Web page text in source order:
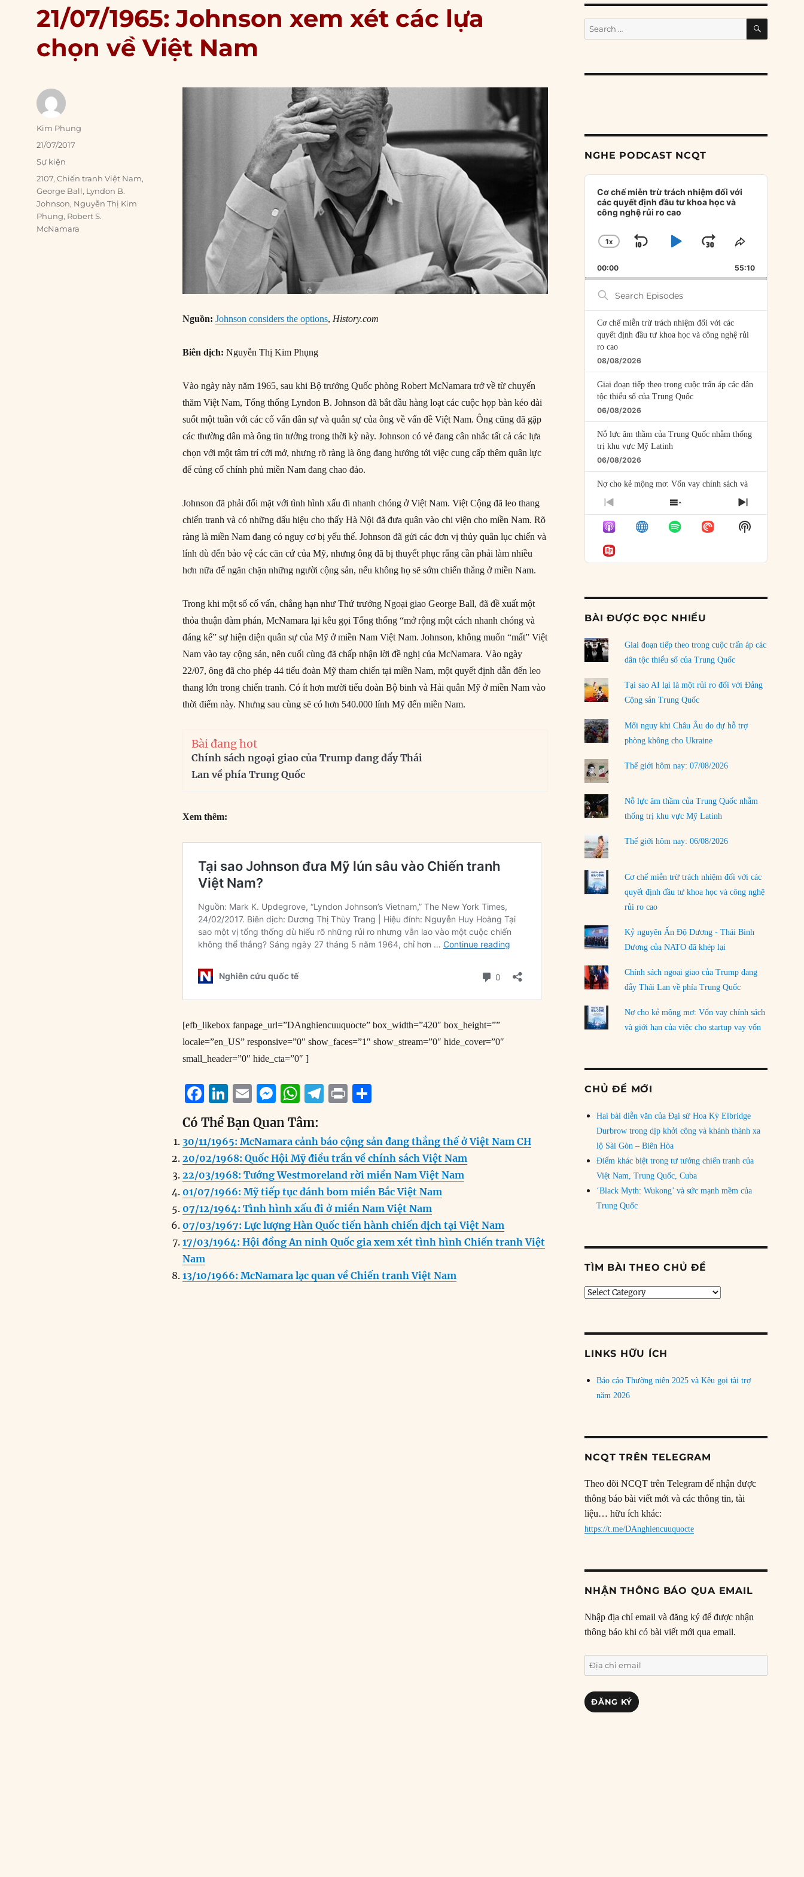
21/07/1965: Johnson xem xét các lựa
chọn về Việt Nam
Nguồn: Johnson considers the options, History.com
Biên dịch: Nguyễn Thị Kim Phụng
Vào ngày này năm 1965, sau khi Bộ trưởng Quốc phòng Robert McNamara trở về từ chuyến
thăm Việt Nam, Tổng thống Lyndon B. Johnson đã bắt đầu hàng loạt các cuộc họp bàn kéo dài
suốt một tuần với các cố vấn dân sự và quân sự của ông về vấn đề Việt Nam. Ông cũng đã gặp
các thường dân mà ông tin tưởng trong thời kỳ này. Johnson có vẻ đang cân nhắc tất cả các lựa
chọn với một tâm trí cởi mở, nhưng rõ ràng là ông đang hướng tới việc cung cấp thêm quân lực
để củng cố chính phủ miền Nam đang chao đảo.
Johnson đã phải đối mặt với tình hình xấu đi nhanh chóng ở Việt Nam. Việt Cộng đã leo thang
chiến tranh và có những dấu hiệu cho thấy Hà Nội đã đưa quân vào chi viện cho miền Nam. Rõ
ràng là miền Nam đang có nguy cơ bị yếu thế. Johnson đã gửi các đơn vị thủy quân lục chiến và
lính dù đến bảo vệ các căn cứ của Mỹ, nhưng ông đã bị thuyết phục rằng cần phải làm nhiều
hơn nữa để ngăn chặn những người cộng sản, nếu không họ sẽ sớm chiến thắng ở miền Nam.
Trong khi một số cố vấn, chẳng hạn như Thứ trưởng Ngoại giao George Ball, đã đề xuất một
thỏa thuận đàm phán, McNamara lại kêu gọi Tổng thống “mở rộng một cách nhanh chóng và
đáng kể” sự hiện diện quân sự của Mỹ ở miền Nam Việt Nam. Johnson, không muốn “mất” Việt
Nam vào tay cộng sản, nên cuối cùng đã chấp nhận lời đề nghị của McNamara. Vào ngày
22/07, ông đã cho phép 44 tiểu đoàn Mỹ tham chiến tại miền Nam, một quyết định dẫn đến leo
thang lớn trong chiến tranh. Có ít hơn mười tiểu đoàn Bộ binh và Hải quân Mỹ ở miền Nam vào
thời điểm này. Nhưng sau cùng sẽ có hơn 540.000 lính Mỹ đến miền Nam.
Bài đang hot
Chính sách ngoại giao của Trump đang đẩy Thái
Lan về phía Trung Quốc
Xem thêm:
[efb_likebox fanpage_url=”DAnghiencuuquocte” box_width=”420″ box_height=””
locale=”en_US” responsive=”0″ show_faces=”1″ show_stream=”0″ hide_cover=”0″
small_header=”0″ hide_cta=”0″ ]
F
a
c
e
b
o
o
k
Li
n
k
e
d
I
n
E
m
ai
l
M
ss
e
n
g
er
W
h
at
s
A
p
p
T
e
g
r
a
m
P
n
t
a
re
Có Thể Bạn Quan Tâm:
30/11/1965: McNamara cảnh báo cộng sản đang thắng thế ở Việt Nam CH
20/02/1968: Quốc Hội Mỹ điều trần về chính sách Việt Nam
22/03/1968: Tướng Westmoreland rời miền Nam Việt Nam
01/07/1966: Mỹ tiếp tục đánh bom miền Bắc Việt Nam
07/12/1964: Tình hình xấu đi ở miền Nam Việt Nam
07/03/1967: Lực lượng Hàn Quốc tiến hành chiến dịch tại Việt Nam
17/03/1964: Hội đồng An ninh Quốc gia xem xét tình hình Chiến tranh Việt
Nam
13/10/1966: McNamara lạc quan về Chiến tranh Việt Nam
Author
Kim Phụng
Posted
21/07/2017
Categories
Sự kiện
Tags
2107,Chiến tranh Việt Nam,
George Ball, Lyndon B.
Johnson, Nguyễn Thị Kim
Phụng, Robert S.
McNamara
Search
for:
SEARCH
NGHE PODCAST NCQT
Audio
Player
Cơ chế miễn trừ trách nhiệm đối với
các quyết định đầu tư khoa học và
công nghệ rủi ro cao
CHANGE
RATE
1X
SKIP
BACKWARD
PLAYJUMP
FORWARD
SHARE
EPISODE
00:00 55:10
Search
Episodes
Cơ chế miễn trừ trách nhiệm đối với các
quyết định đầu tư khoa học và công nghệ rủi
ro cao
08/08/2026
Giai đoạn tiếp theo trong cuộc trấn áp các dân
tộc thiểu số của Trung Quốc
06/08/2026
Nỗ lực âm thầm của Trung Quốc nhằm thống
trị khu vực Mỹ Latinh
06/08/2026
Nợ cho kẻ mộng mơ: Vốn vay chính sách và
giới hạn của việc cho startup vay vốn
Mỹ Latinh đang trở thành “phòng thí nghiệm”
của phe cánh hữu mới
04/08/2026
Ngoại trưởng Nhật Bản?
Dương
03/08/2026
Đặt cược vào thất bại: Các quỹ đầu tư mạo
hiểm quốc gia và khía cạnh chính trị của vốn
02/08/2026
Làm thế nào để kết thúc Chiến tranh Iran?
01/08/2026
Chiến lược kế tiếp của Bắc Kinh ở Biển Đông
31/07/2026
LOAD MORE
PREVIOUS
EPISODE
SHOW
EPISODES
LIST
NEXT
EPISODE
Show
Podcast
BÀI ĐƯỢC ĐỌC NHIỀU
Giai đoạn tiếp theo trong cuộc trấn áp các
dân tộc thiểu số của Trung Quốc
Tại sao AI lại là một rủi ro đối với Đảng
Cộng sản Trung Quốc
Mối nguy khi Châu Âu do dự hỗ trợ
phòng không cho Ukraine
Thế giới hôm nay: 07/08/2026
Nỗ lực âm thầm của Trung Quốc nhằm
thống trị khu vực Mỹ Latinh
Thế giới hôm nay: 06/08/2026
Cơ chế miễn trừ trách nhiệm đối với các
quyết định đầu tư khoa học và công nghệ
rủi ro cao
Kỷ nguyên Ấn Độ Dương - Thái Bình
Dương của NATO đã khép lại
Chính sách ngoại giao của Trump đang
đẩy Thái Lan về phía Trung Quốc
Nợ cho kẻ mộng mơ: Vốn vay chính sách
và giới hạn của việc cho startup vay vốn
CHỦ ĐỀ MỚI
Hai bài diễn văn của Đại sứ Hoa Kỳ Elbridge
Durbrow trong dịp khởi công và khánh thành xa
lộ Sài Gòn – Biên Hòa
Điểm khác biệt trong tư tưởng chiến tranh của
Việt Nam, Trung Quốc, Cuba
‘Black Myth: Wukong’ và sức mạnh mềm của
Trung Quốc
TÌM BÀI THEO CHỦ ĐỀ
Tìm
LINKS HỮU ÍCH
Báo cáo Thường niên 2025 và Kêu gọi tài trợ
năm 2026
NCQT TRÊN TELEGRAM
Theo dõi NCQT trên Telegram để nhận được
thông báo bài viết mới và các thông tin, tài
liệu… hữu ích khác:
https://t.me/DAnghiencuuquocte
NHẬN THÔNG BÁO QUA EMAIL
Nhập địa chỉ email và đăng ký để được nhận
thông báo khi có bài viết mới qua email.
Địa
chỉ
email
ĐĂNG KÝ